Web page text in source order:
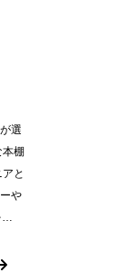
選
本棚
と
や
…